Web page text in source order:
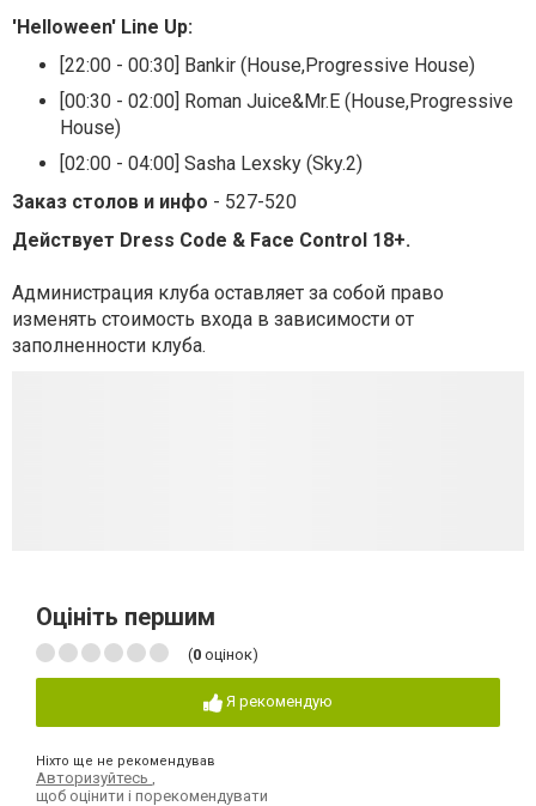
'Helloween' Line Up:
[22:00 - 00:30] Bankir (House,Progressive House)
[00:30 - 02:00] Roman Juice&Mr.E (House,Progressive
House)
[02:00 - 04:00] Sasha Lexsky (Sky.2)
Заказ столов и инфо - 527-520
Действует Dress Code & Face Control 18+.
Администрация клуба оставляет за собой право
изменять стоимость входа в зависимости от
заполненности клуба.
Оцініть першим
(0 оцінок)
Я рекомендую
Ніхто ще не рекомендував
Авторизуйтесь
щоб оцінити і порекомендувати